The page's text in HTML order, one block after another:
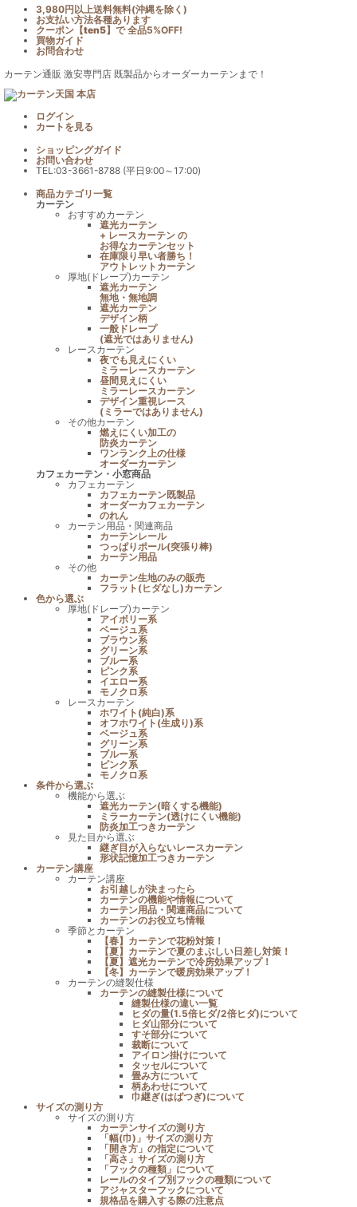
3,980円以上送料無料(沖縄を除く)
お支払い方法各種あります
クーポン【ten5】で全品5%OFF!
買物ガイド
お問合わせ
カーテン通販 激安専門店 既製品からオーダーカーテンまで！
ログイン
カート を見る
ショッピングガイド
お問い合わせ
TEL:03-3661-8788 (平日9:00～17:00)
商品カテゴリ一覧
カーテン
おすすめカーテン
遮光カーテン
+ レースカーテン の
お得なカーテンセット
在庫限り早い者勝ち！
アウトレットカーテン
厚地(ドレープ)カーテン
遮光カーテン
無地・無地調
遮光カーテン
デザイン柄
一般ドレープ
(遮光ではありません)
レースカーテン
夜でも見えにくい
ミラーレースカーテン
昼間見えにくい
ミラーレースカーテン
デザイン重視レース
(ミラーではありません)
その他カーテン
燃えにくい加工の
防炎カーテン
ワンランク上の仕様
オーダーカーテン
カフェカーテン・小窓商品
カフェカーテン
カフェカーテン既製品
オーダーカフェカーテン
のれん
カーテン用品・関連商品
カーテンレール
つっぱりポール(突張り棒)
カーテン用品
その他
カーテン生地のみの販売
フラット(ヒダなし)カーテン
色から選ぶ
厚地(ドレープ)カーテン
アイボリー系
ベージュ系
ブラウン系
グリーン系
ブルー系
ピンク系
イエロー系
モノクロ系
レースカーテン
ホワイト(純白)系
オフホワイト(生成り)系
ベージュ系
グリーン系
ブルー系
ピンク系
モノクロ系
条件から選ぶ
機能から選ぶ
遮光カーテン(暗くする機能)
ミラーカーテン(透けにくい機能)
防炎加工つきカーテン
見た目から選ぶ
継ぎ目が入らないレースカーテン
形状記憶加工つきカーテン
カーテン講座
カーテン講座
お引越しが決まったら
カーテンの機能や情報について
カーテン用品・関連商品について
カーテンのお役立ち情報
季節とカーテン
【春】カーテンで花粉対策！
【夏】カーテンで夏のまぶしい日差し対策！
【夏】遮光カーテンで冷房効果アップ！
【冬】カーテンで暖房効果アップ！
カーテンの縫製仕様
カーテンの縫製仕様について
縫製仕様の違い一覧
ヒダの量(1.5倍ヒダ/2倍ヒダ)について
ヒダ山部分について
すそ部分について
裁断について
アイロン掛けについて
タッセルについて
畳み方について
柄あわせについて
巾継ぎ(はばつぎ)について
サイズの測り方
サイズの測り方
カーテンサイズの測り方
「幅(巾)」サイズの測り方
「開き方」の指定について
「高さ」サイズの測り方
「フックの種類」について
レールのタイプ別フックの種類について
アジャスターフックについて
規格品を購入する際の注意点